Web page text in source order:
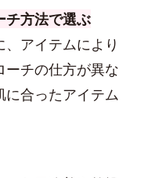
方法で選ぶ
アイテムにより
ーチの仕方が異な
に合ったアイテム